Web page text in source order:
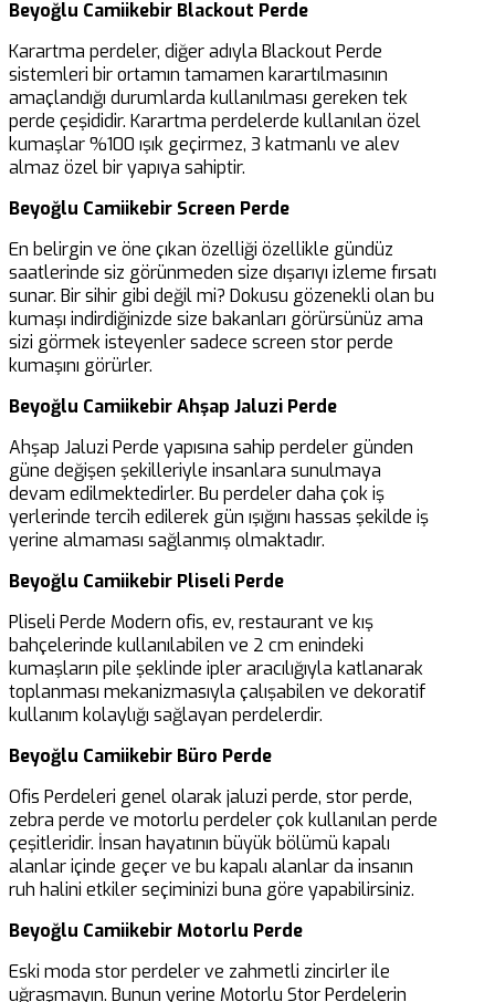
Beyoğlu Camiikebir Blackout Perde
Karartma perdeler, diğer adıyla Blackout Perde
sistemleri bir ortamın tamamen karartılmasının
amaçlandığı durumlarda kullanılması gereken tek
perde çeşididir. Karartma perdelerde kullanılan özel
kumaşlar %100 ışık geçirmez, 3 katmanlı ve alev
almaz özel bir yapıya sahiptir.
Beyoğlu Camiikebir Screen Perde
En belirgin ve öne çıkan özelliği özellikle gündüz
saatlerinde siz görünmeden size dışarıyı izleme fırsatı
sunar. Bir sihir gibi değil mi? Dokusu gözenekli olan bu
kumaşı indirdiğinizde size bakanları görürsünüz ama
sizi görmek isteyenler sadece screen stor perde
kumaşını görürler.
Beyoğlu Camiikebir Ahşap Jaluzi Perde
Ahşap Jaluzi Perde yapısına sahip perdeler günden
güne değişen şekilleriyle insanlara sunulmaya
devam edilmektedirler. Bu perdeler daha çok iş
yerlerinde tercih edilerek gün ışığını hassas şekilde iş
yerine almaması sağlanmış olmaktadır.
Beyoğlu Camiikebir Pliseli Perde
Pliseli Perde Modern ofis, ev, restaurant ve kış
bahçelerinde kullanılabilen ve 2 cm enindeki
kumaşların pile şeklinde ipler aracılığıyla katlanarak
toplanması mekanizmasıyla çalışabilen ve dekoratif
kullanım kolaylığı sağlayan perdelerdir.
Beyoğlu Camiikebir Büro Perde
Ofis Perdeleri genel olarak jaluzi perde, stor perde,
zebra perde ve motorlu perdeler çok kullanılan perde
çeşitleridir. İnsan hayatının büyük bölümü kapalı
alanlar içinde geçer ve bu kapalı alanlar da insanın
ruh halini etkiler seçiminizi buna göre yapabilirsiniz.
Beyoğlu Camiikebir Motorlu Perde
Eski moda stor perdeler ve zahmetli zincirler ile
uğraşmayın. Bunun yerine Motorlu Stor Perdelerin